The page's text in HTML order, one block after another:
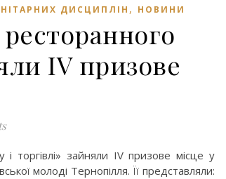
ДИСЦИПЛІН , НОВИНИ
IV призове
торгівлі» зайняли IV призове місце у
молоді Тернопілля. Її представляли: